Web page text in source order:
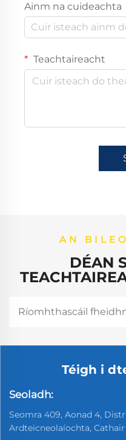
Ainm na cuideachta
Teachtaireacht
AN
DÉAN
Téigh i
Seoladh:
Seomra 409, Aonad 4,
Ardteicneolaíochta,